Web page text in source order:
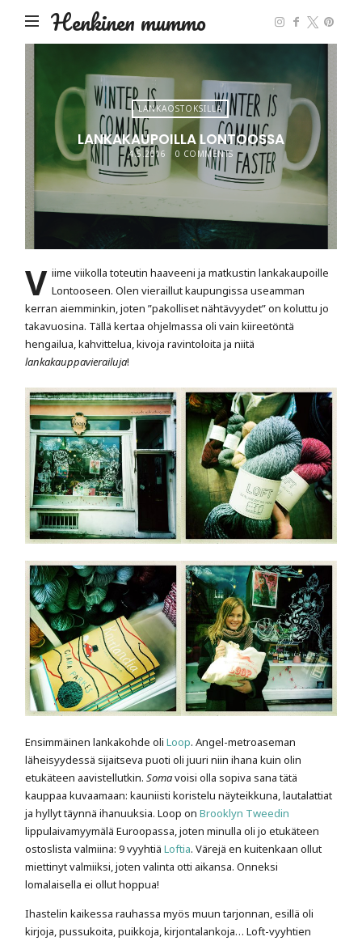
Henkinen mummo
LANKAOSTOKSILLA
LANKAKAUPOILLA LONTOOSSA
4.5.2016 0 COMMENTS
V iime viikolla toteutin haaveeni ja matkustin lankakaupoille
Lontooseen. Olen vieraillut kaupungissa useamman
kerran aiemminkin, joten ”pakolliset nähtävyydet” on koluttu jo
takavuosina. Tällä kertaa ohjelmassa oli vain kiireetöntä
hengailua, kahvittelua, kivoja ravintoloita ja niitä
lankakauppavierailuja!
Ensimmäinen lankakohde oliLoop. Angel-metroaseman
läheisyydessä sijaitseva puoti oli juuri niin ihana kuin olin
etukäteen aavistellutkin.Somavoisi olla sopiva sana tätä
kauppaa kuvaamaan: kauniisti koristelu näyteikkuna, lautalattiat
ja hyllyt täynnä ihanuuksia. Loop onBrooklyn Tweedin
lippulaivamyymälä Euroopassa, joten minulla oli jo etukäteen
ostoslista valmiina: 9 vyyhtiäLoftia. Värejä en kuitenkaan ollut
miettinyt valmiiksi, joten valinta otti aikansa. Onneksi
lomalaisella ei ollut hoppua!
Ihastelin kaikessa rauhassa myös muun tarjonnan, esillä oli
kirjoja, pussukoita, puikkoja, kirjontalankoja… Loft-vyyhtien